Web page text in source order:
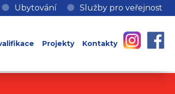
Ubytování Služby pro veřejnost
Projekty Kontakty